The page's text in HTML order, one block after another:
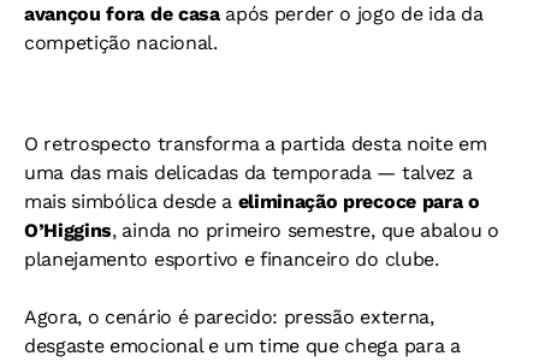
avançou fora de casaapós perder o jogo de ida da
competição nacional.
O retrospecto transforma a partida desta noite em
uma das mais delicadas da temporada — talvez a
mais simbólica desde a eliminação precoce para o
O’Higgins, ainda no primeiro semestre, que abalou o
planejamento esportivo e financeiro do clube.
Agora, o cenário é parecido: pressão externa,
desgaste emocional e um time que chega para a